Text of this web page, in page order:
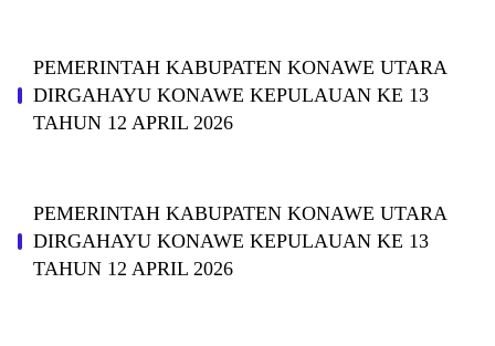
PEMERINTAH KABUPATEN KONAWE UTARA
DIRGAHAYU KONAWE KEPULAUAN KE 13
TAHUN 12 APRIL 2026
PEMERINTAH KABUPATEN KONAWE UTARA
DIRGAHAYU KONAWE KEPULAUAN KE 13
TAHUN 12 APRIL 2026